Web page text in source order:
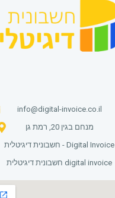
info@digital-invoice.co.il
מנחם בגין 20, רמת גן
חשבונית דיגיטלית - Digital Invoice
חשבונית דיגיטלית digital invoice